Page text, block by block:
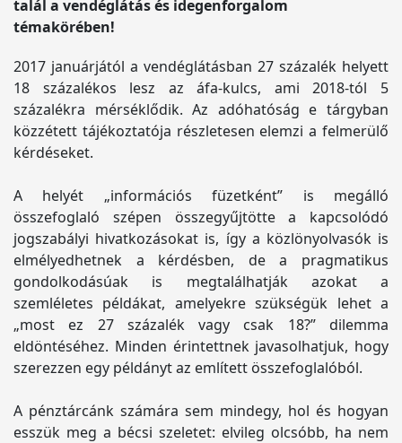
talál a vendéglátás és idegenforgalom
témakörében!
2017 januárjától a vendéglátásban 27 százalék helyett
18 százalékos lesz az áfa-kulcs, ami 2018-tól 5
százalékra mérséklődik. Az adóhatóság e tárgyban
közzétett tájékoztatója részletesen elemzi a felmerülő
kérdéseket.
A helyét „információs füzetként” is megálló
összefoglaló szépen összegyűjtötte a kapcsolódó
jogszabályi hivatkozásokat is, így a közlönyolvasók is
elmélyedhetnek a kérdésben, de a pragmatikus
gondolkodásúak is megtalálhatják azokat a
szemléletes példákat, amelyekre szükségük lehet a
„most ez 27 százalék vagy csak 18?” dilemma
eldöntéséhez. Minden érintettnek javasolhatjuk, hogy
szerezzen egy példányt az említett összefoglalóból.
A pénztárcánk számára sem mindegy, hol és hogyan
esszük meg a bécsi szeletet: elvileg olcsóbb, ha nem